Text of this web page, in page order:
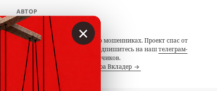
АВТОР
Вкладер
С 2014 года предупреждаем о мошенниках. Проект спас от
потерь миллионы людей. Подпишитесь на наштелеграм-
канал
с 19 тысячами подписчиков.
Посмотреть все записи автора Вкладер
×